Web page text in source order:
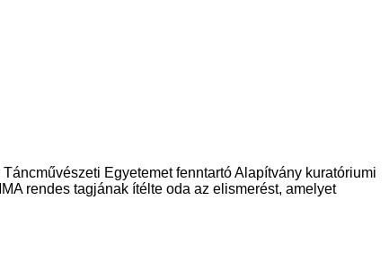
Egyetemet fenntartó Alapítvány kuratóriumi
rendes tagjának ítélte oda az elismerést, amelyet